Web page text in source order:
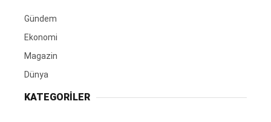
Gündem
Ekonomi
Magazin
Dünya
KATEGORİLER